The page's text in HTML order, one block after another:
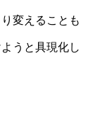
変えることも
うと具現化し